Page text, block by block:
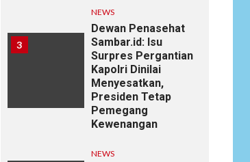
3
NEWS
Dewan Penasehat
Sambar.id: Isu
Surpres Pergantian
Kapolri Dinilai
Menyesatkan,
Presiden Tetap
Pemegang
Kewenangan
NEWS